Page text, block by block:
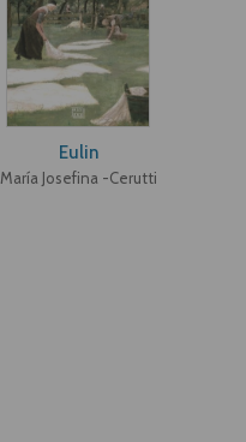
Eulin
María Josefina -Cerutti